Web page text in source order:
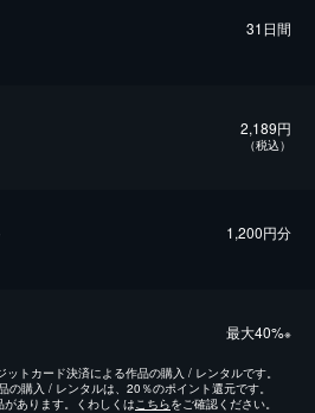
31日間
2,189円
（税込）
1,200円分
最⼤40%※
トカード決済による作品の購入 / レンタルです。
購入 / レンタルは、20％のポイント還元です。
あります。くわしくは こちらをご確認ください。